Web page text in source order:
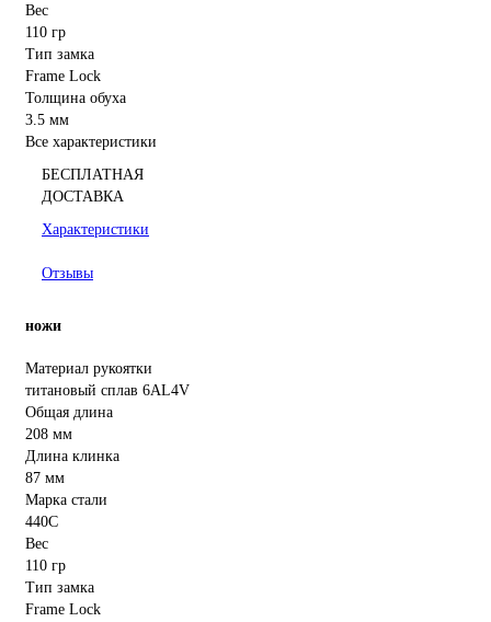
Вес
110 гр
Тип замка
Frame Lock
Толщина обуха
3.5 мм
Все характеристики
БЕСПЛАТНАЯ
ДОСТАВКА
Характеристики
Отзывы
ножи
Материал рукоятки
титановый сплав 6AL4V
Общая длина
208 мм
Длина клинка
87 мм
Марка стали
440C
Вес
110 гр
Тип замка
Frame Lock